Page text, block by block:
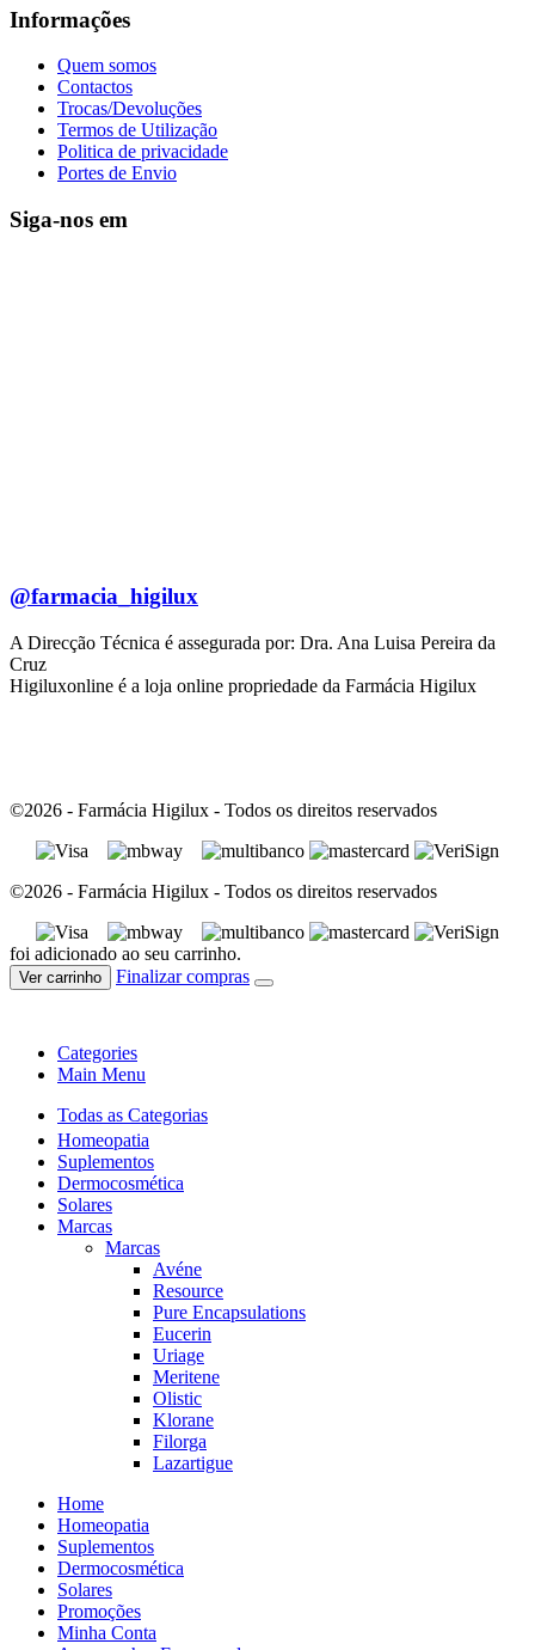
Informações
Quem somos
Contactos
Trocas/Devoluções
Termos de Utilização
Politica de privacidade
Portes de Envio
Siga-nos em
@farmacia_higilux
A Direcção Técnica é assegurada por: Dra. Ana Luisa Pereira da
Cruz
Higiluxonline é a loja online propriedade da Farmácia Higilux
©2026 - Farmácia Higilux - Todos os direitos reservados
©2026 - Farmácia Higilux - Todos os direitos reservados
foi adicionado ao seu carrinho.
Ver carrinho Finalizar compras
Categories
Main Menu
Todas as Categorias
Homeopatia
Suplementos
Dermocosmética
Solares
Marcas
Marcas
Avéne
Resource
Pure Encapsulations
Eucerin
Uriage
Meritene
Olistic
Klorane
Filorga
Lazartigue
Home
Homeopatia
Suplementos
Dermocosmética
Solares
Promoções
Minha Conta